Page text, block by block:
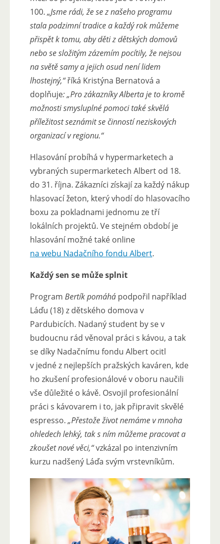
100. „Jsme rádi, že se z našeho programu
stala podzimní tradice a každý rok můžeme
přispět k tomu, aby děti z dětských domovů
nebo se složitým zázemím pocítily, že nejsou
na světě samy a jejich osud není lidem
lhostejný,“říká Kristýna Bernatová a
doplňuje: „Pro zákazníky Alberta je to kromě
možnosti smysluplné pomoci také skvělá
příležitost seznámit se činností neziskových
organizací v regionu.“
Hlasování probíhá v hypermarketech a
vybraných supermarketech Albert od 18.
do 31. října. Zákazníci získají za každý nákup
hlasovací žeton, který vhodí do hlasovacího
boxu za pokladnami jednomu ze tří
lokálních projektů. Ve stejném období je
hlasování možné také online
na webu Nadačního fondu Albert.
Každý sen se může splnit
Program Bertík pomáhá podpořil například
Láďu (18) z dětského domova v
Pardubicích. Nadaný student by se v
budoucnu rád věnoval práci s kávou, a tak
se díky Nadačnímu fondu Albert ocitl
v jedné z nejlepších pražských kaváren, kde
ho zkušení profesionálové v oboru naučili
vše důležité o kávě. Osvojil profesionální
práci s kávovarem i to, jak připravit skvělé
espresso. „Přestože život nemáme v mnoha
ohledech lehký, tak s ním můžeme pracovat a
zkoušet nové věci,“vzkázal po intenzivním
kurzu nadšený Láďa svým vrstevníkům.